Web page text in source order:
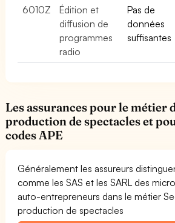
6010Z
Édition et
diffusion de
programmes
radio
Pas de
données
suffisantes
Les assurances pour le métier
production de spectacles et
codes APE
Généralement les assureurs
comme les SAS et les SARL des
auto-entrepreneurs dans le métier
production de spectacles